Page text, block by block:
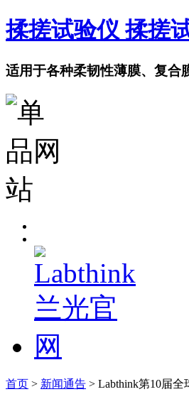
揉搓试验仪 揉搓
适用于各种柔韧性薄膜、复合
首页 > 新闻通告 > Labthink第10届